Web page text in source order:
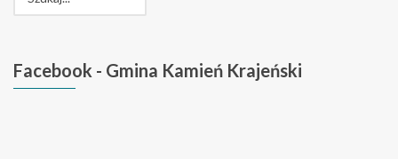
Facebook - Gmina Kamień Krajeński